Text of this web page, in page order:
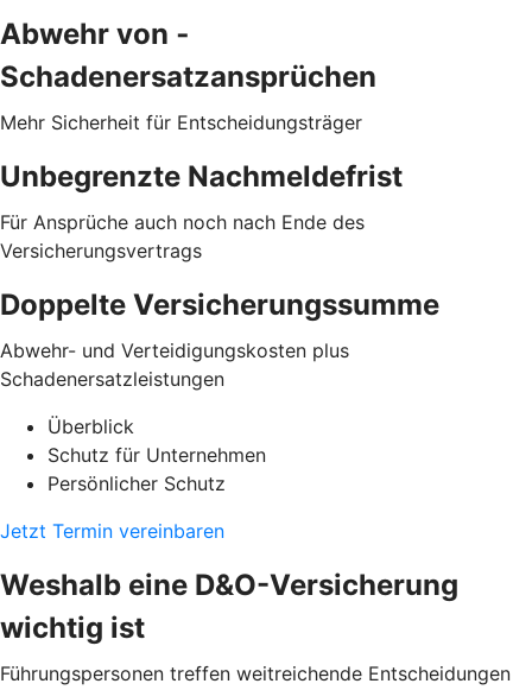
Abwehr von ­
Schadenersatzansprüchen
Mehr Sicherheit für Entscheidungsträger
Unbegrenzte Nachmeldefrist
Für Ansprüche auch noch nach Ende des
Versicherungsvertrags
Doppelte Versicherungssumme
Abwehr- und Verteidigungskosten plus
Schadenersatzleistungen
Überblick
Schutz für Unternehmen
Persönlicher Schutz
Jetzt Termin vereinbaren
Weshalb eine D&O-Versicherung
wichtig ist
Führungspersonen treffen weitreichende Entscheidungen